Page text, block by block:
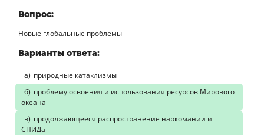
Вопрос:
Новые глобальные проблемы
Варианты ответа:
природные катаклизмы
проблему освоения и использования ресурсов Мирового
океана
продолжающееся распространение наркомании и
СПИДа